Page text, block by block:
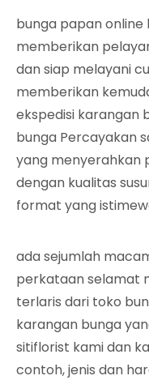
bunga papan online
memberikan
dan siap melayani
memberikan
ekspedisi karangan
bunga Percayakan
yang menyerahkan
dengan kualitas
format yang
ada sejumlah
perkataan selamat
terlaris dari toko
karangan bunga
sitiflorist kami dan
contoh, jenis dan